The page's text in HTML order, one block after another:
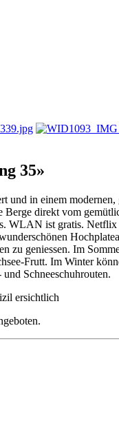
35»
und in einem
direkt vom
WLAN ist gratis.
zu geniessen. Im
Frutt. Im Winter
Schneeschuhrouten.
ersichtlich